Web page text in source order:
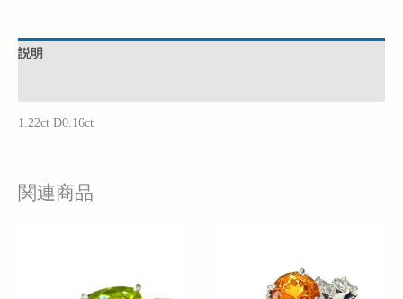
説明
1.22ct D0.16ct
関連商品